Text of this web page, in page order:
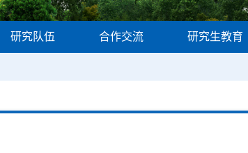
研究队伍 合作交流 研究生教育